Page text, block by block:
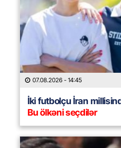
07.08.2026 - 14:45
İki futbolçu İran
Bu ölkəni seçdilər